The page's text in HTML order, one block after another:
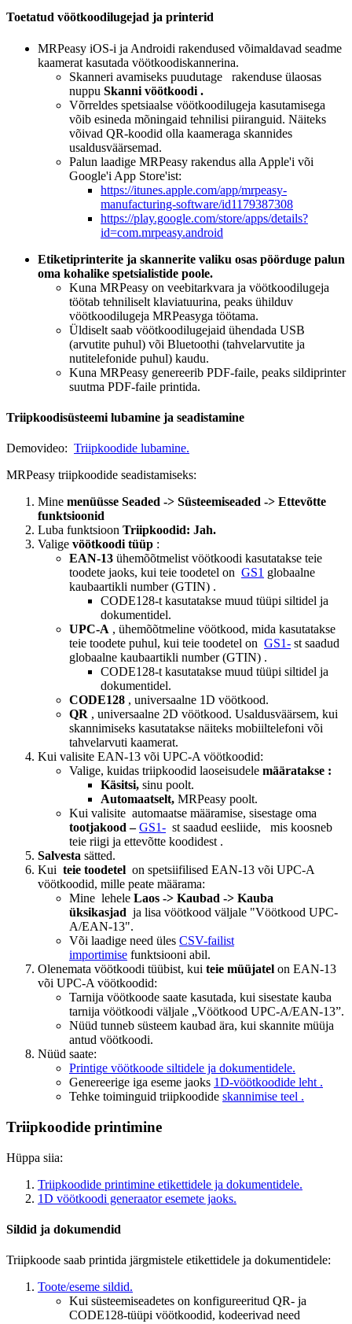
Toetatud vöötkoodilugejad ja printerid
MRPeasy iOS-i ja Androidi rakendused võimaldavad seadme
kaamerat kasutada vöötkoodiskannerina.
Skanneri avamiseks puudutage
rakenduse ülaosas
nuppu Skanni vöötkoodi .
Võrreldes spetsiaalse vöötkoodilugeja kasutamisega
võib esineda mõningaid tehnilisi piiranguid. Näiteks
võivad QR-koodid olla kaameraga skannides
usaldusväärsemad.
Palun laadige MRPeasy rakendus alla Apple'i või
Google'i App Store'ist:
https://itunes.apple.com/app/mrpeasy-
manufacturing-software/id1179387308
https://play.google.com/store/apps/details?
id=com.mrpeasy.android
Etiketiprinterite ja skannerite valiku osas pöörduge palun
oma kohalike spetsialistide poole.
Kuna MRPeasy on veebitarkvara ja vöötkoodilugeja
töötab tehniliselt klaviatuurina, peaks ühilduv
vöötkoodilugeja MRPeasyga töötama.
Üldiselt saab vöötkoodilugejaid ühendada USB
(arvutite puhul) või Bluetoothi ​​(tahvelarvutite ja
nutitelefonide puhul) kaudu.
Kuna MRPeasy genereerib PDF-faile, peaks sildiprinter
suutma PDF-faile printida.
Triipkoodisüsteemi lubamine ja seadistamine
Demovideo: Triipkoodide lubamine.
MRPeasy triipkoodide seadistamiseks:
Mine menüüsse Seaded -> Süsteemiseaded -> Ettevõtte
funktsioonid
Luba funktsioon Triipkoodid: Jah.
Valige vöötkoodi tüüp :
EAN-13 ühemõõtmelist vöötkoodi kasutatakse teie
toodete jaoks, kui teie toodetel on GS1 globaalne
kaubaartikli number (GTIN) .
CODE128-t kasutatakse muud tüüpi siltidel ja
dokumentidel.
UPC-A , ühemõõtmeline vöötkood, mida kasutatakse
teie toodete puhul, kui teie toodetel on GS1- st saadud
globaalne kaubaartikli number (GTIN) .
CODE128-t kasutatakse muud tüüpi siltidel ja
dokumentidel.
CODE128 , universaalne 1D vöötkood.
QR , universaalne 2D vöötkood. Usaldusväärsem, kui
skannimiseks kasutatakse näiteks mobiiltelefoni või
tahvelarvuti kaamerat.
Kui valisite EAN-13 või UPC-A vöötkoodid:
Valige, kuidas triipkoodid laoseisudele määratakse :
Käsitsi, sinu poolt.
Automaatselt, MRPeasy poolt.
Kui valisite automaatse määramise, sisestage oma
tootjakood –GS1- st saadud eesliide,
mis koosneb
teie riigi ja ettevõtte koodidest .
Salvesta sätted.
Kui teie toodetel on spetsiifilised EAN-13 või UPC-A
vöötkoodid, mille peate määrama:
Mine lehele Laos -> Kaubad -> Kauba
üksikasjad ja lisa vöötkood väljale "Vöötkood UPC-
A/EAN-13".
Või laadige need üles CSV-failist
importimise funktsiooni abil.
Olenemata vöötkoodi tüübist, kui teie müüjatel on EAN-13
või UPC-A vöötkoodid:
Tarnija vöötkoode saate kasutada, kui sisestate kauba
tarnija vöötkoodi väljale „Vöötkood UPC-A/EAN-13”.
Nüüd tunneb süsteem kaubad ära, kui skannite müüja
antud vöötkoodi.
Nüüd saate:
Printige vöötkoode siltidele ja dokumentidele.
Genereerige iga eseme jaoks 1D-vöötkoodide leht .
Tehke toiminguid triipkoodide skannimise teel .
Triipkoodide printimine
Hüppa siia:
Triipkoodide printimine etikettidele ja dokumentidele.
1D vöötkoodi generaator esemete jaoks.
Sildid ja dokumendid
Triipkoode saab printida järgmistele etikettidele ja dokumentidele:
Toote/eseme sildid.
Kui süsteemiseadetes on konfigureeritud QR- ja
CODE128-tüüpi vöötkoodid, kodeerivad need